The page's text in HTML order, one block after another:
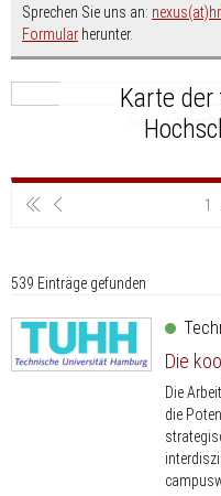
Sprechen Sie uns an:
Formular herunter.
Karte
Geodaten ©
1
539 Einträge gefunden
Die
Die
die